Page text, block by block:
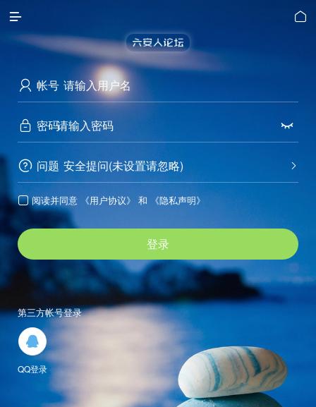
 
 帐号
 密码 
 问题 
安全提问(未设置请忽略)
 阅读并同意 《用户协议》 和 《隐私声明》
登录
第三方帐号登录

QQ登录